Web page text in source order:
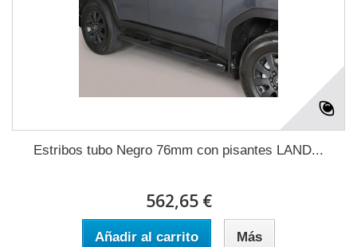
Estribos tubo Negro 76mm con pisantes LAND...
562,65 €
Añadir al carrito Más